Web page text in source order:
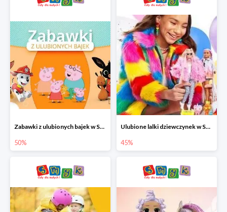
Zabawki z ulubionych bajek w Smyku do -50%
50%
Ulubione lalki dziewczynek w Smyku do -45%
45%